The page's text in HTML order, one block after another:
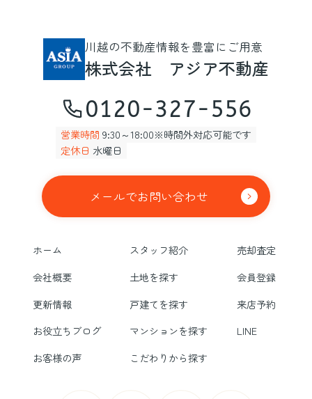
川越の不動産情報を豊富にご用意
株式会社 アジア不動産
0120-327-556
営業時間 9:30～18:00※時間外対応可能です
定休日 水曜日
メールでお問い合わせ
ホーム スタッフ紹介
売却査定
会社概要
土地を探す
会員登録
更新情報
戸建てを探す
来店予約
お役立ちブログ
マンションを探す
LINE
お客様の声
こだわりから探す